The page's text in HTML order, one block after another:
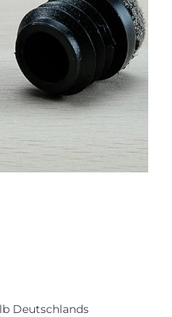
Deutschlands